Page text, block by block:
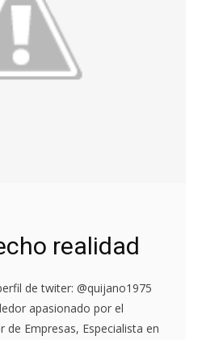
realidad
de twiter: @quijano1975
apasionado por el
Empresas, Especialista en